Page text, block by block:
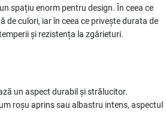
spațiu enorm pentru design. În ceea ce
de culori, iar în ceea ce privește durata de
și rezistența la zgârieturi.
un aspect durabil și strălucitor.
roșu aprins sau albastru intens, aspectul